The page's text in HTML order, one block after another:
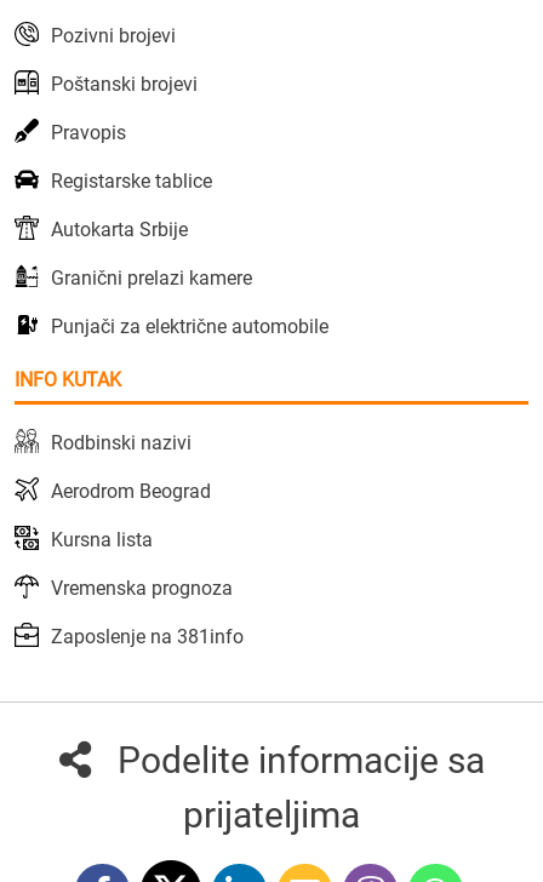
Pozivni brojevi
Poštanski brojevi
Pravopis
Registarske tablice
Autokarta Srbije
Granični prelazi kamere
Punjači za električne automobile
INFO KUTAK
Rodbinski nazivi
Aerodrom Beograd
Kursna lista
Vremenska prognoza
Zaposlenje na 381info
Podelite informacije sa
prijateljima